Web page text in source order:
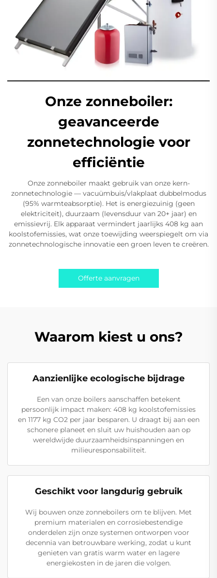
Onze zonneboiler:
geavanceerde
zonnetechnologie voor
efficiëntie
Onze zonneboiler maakt gebruik van onze kern-
zonnetechnologie — vacuümbuis/vlakplaat dubbelmodus
(95% warmteabsorptie). Het is energiezuinig (geen
elektriciteit), duurzaam (levensduur van 20+ jaar) en
emissievrij. Elk apparaat vermindert jaarlijks 408 kg aan
koolstofemissies, wat onze toewijding weerspiegelt om via
zonnetechnologische innovatie een groen leven te creëren.
Offerte aanvragen
Waarom kiest u ons?
Aanzienlijke ecologische bijdrage
Een van onze boilers aanschaffen betekent
persoonlijk impact maken: 408 kg koolstofemissies
en 1177 kg CO2 per jaar besparen. U draagt bij aan een
schonere planeet en sluit uw huishouden aan op
wereldwijde duurzaamheidsinspanningen en
milieuresponsabiliteit.
Geschikt voor langdurig gebruik
Wij bouwen onze zonneboilers om te blijven. Met
premium materialen en corrosiebestendige
onderdelen zijn onze systemen ontworpen voor
decennia van betrouwbare werking, zodat u kunt
genieten van gratis warm water en lagere
energiekosten in de jaren die volgen.